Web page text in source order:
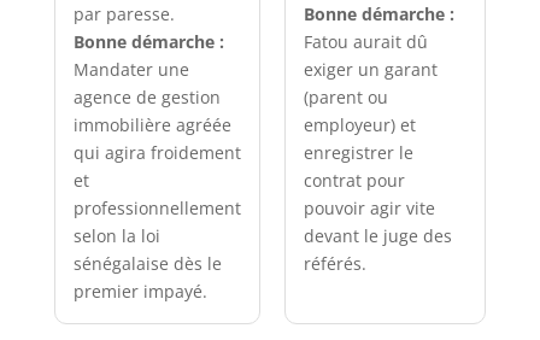
par paresse.
Bonne démarche :
Mandater une
agence de gestion
immobilière agréée
qui agira froidement
et
professionnellement
selon la loi
sénégalaise dès le
premier impayé.
Bonne démarche :
Fatou aurait dû
exiger un garant
(parent ou
employeur) et
enregistrer le
contrat pour
pouvoir agir vite
devant le juge des
référés.